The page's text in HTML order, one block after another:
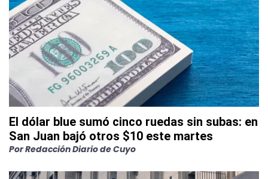
El dólar blue sumó cinco ruedas sin subas: en
San Juan bajó otros $10 este martes
PorRedacción Diario de Cuyo